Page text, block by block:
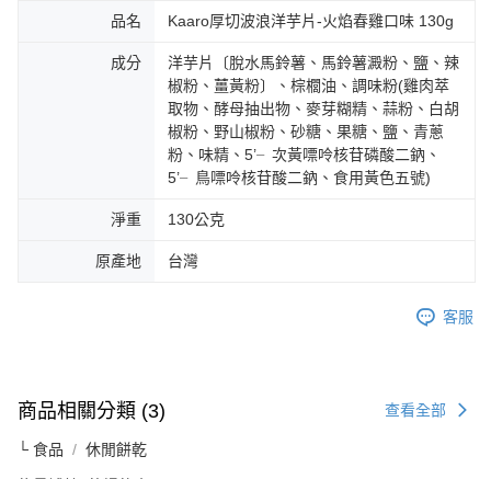
品名 Kaaro厚切波浪洋芋片-火焰春雞口味 130g
成分
洋芋片〔脫水馬鈴薯、馬鈴薯澱粉、鹽、辣
椒粉、薑黃粉〕、棕櫚油、調味粉(雞肉萃
取物、酵母抽出物、麥芽糊精、蒜粉、白胡
椒粉、野山椒粉、砂糖、果糖、鹽、青蔥
粉、味精、5’╴次黃嘌呤核苷磷酸二鈉、
5’╴鳥嘌呤核苷酸二鈉、食用黃色五號)
淨重 130公克
原產地 台灣
客服
商品相關分類 (3) 查看全部
└ 食品 休閒餅乾